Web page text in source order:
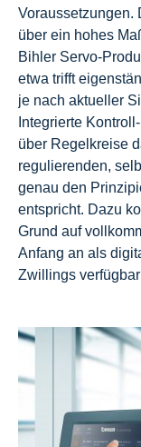
Voraussetzungen.
über ein hohes
Bihler Servo-
etwa trifft
je nach aktueller
Integrierte
über Regelkreise
regulierenden,
genau den
entspricht. Dazu
Grund auf
Anfang an als
Zwillings